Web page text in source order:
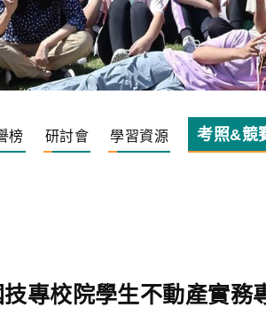
榜 研討會 學習資源 考照&競
專校院學生不動產實務